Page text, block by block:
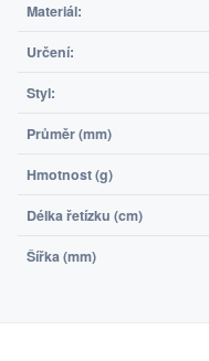
Materiál:
Určení:
Styl:
Průměr (mm)
Hmotnost (g)
Délka řetízku (cm)
Šířka (mm)